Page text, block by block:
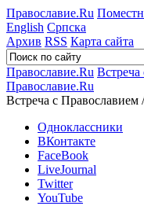
Православие.Ru
English Српска
Архив RSS Карта сайта
Православие.Ru
Православие.Ru
Встреча с Православием
Одноклассники
ВКонтакте
FaceBook
LiveJournal
Twitter
YouTube